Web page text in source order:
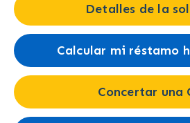
Detalles de la
Calcular mi réstamo
Concertar una